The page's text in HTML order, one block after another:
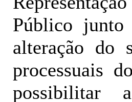
Público junto
alteração do
processuais
possibilitar